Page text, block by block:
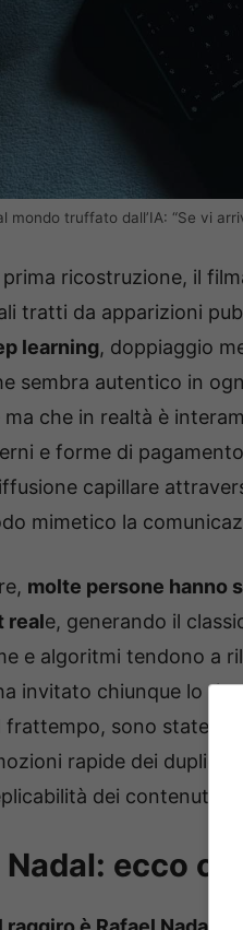
mondo truffato dall’IA: “Se vi
prima ricostruzione, il
tratti da apparizioni
learning, doppiaggio
sembra autentico in
che in realtà è
e forme di
capillare
mimetico la
molte persone hanno
reale, generando il
e algoritmi tendono a
invitato chiunque lo
sono state
rapide dei
dei contenuti
Nadal: ecco